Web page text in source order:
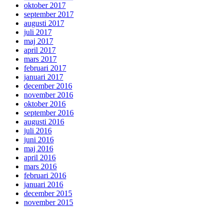
oktober 2017
september 2017
augusti 2017
juli 2017
maj 2017
april 2017
mars 2017
februari 2017
januari 2017
december 2016
november 2016
oktober 2016
september 2016
augusti 2016
juli 2016
juni 2016
maj 2016
april 2016
mars 2016
februari 2016
januari 2016
december 2015
november 2015